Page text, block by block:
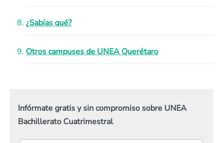
¿Sabías qué?
Otros campuses de UNEA Querétaro
Infórmate gratis y sin compromiso sobre UNEA
Bachillerato Cuatrimestral